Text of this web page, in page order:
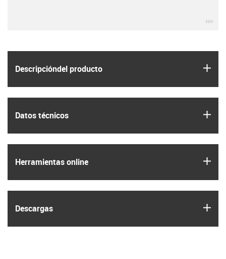
Descripción­del producto
Datos técnicos
Herramientas online
Descargas